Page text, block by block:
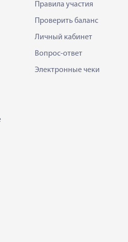
Правила участия
Проверить баланс
Личный кабинет
Вопрос-ответ
Электронные чеки